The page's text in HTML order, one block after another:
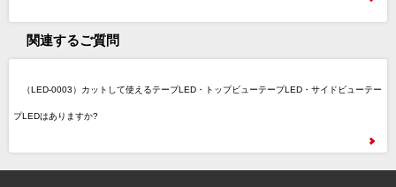
関連するご質問
（LED-0003）カットして使えるテープLED・トップビューテープLED・サイドビューテー
プLEDはありますか?